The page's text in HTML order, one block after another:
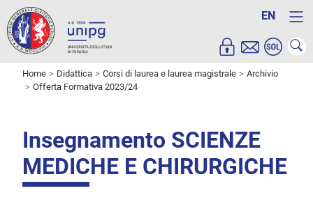
EN
Home Didattica Corsi di laurea e laurea magistrale
Archivio
Offerta Formativa 2023/24
Insegnamento SCIENZE
MEDICHE E CHIRURGICHE